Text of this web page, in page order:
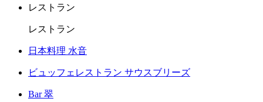
レストラン
レストラン
日本料理 水音
ビュッフェレストラン サウスブリーズ
Bar 翠